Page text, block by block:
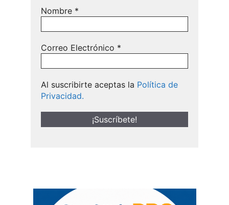
Nombre *
Correo Electrónico *
Al suscribirte aceptas la Política de
Privacidad.